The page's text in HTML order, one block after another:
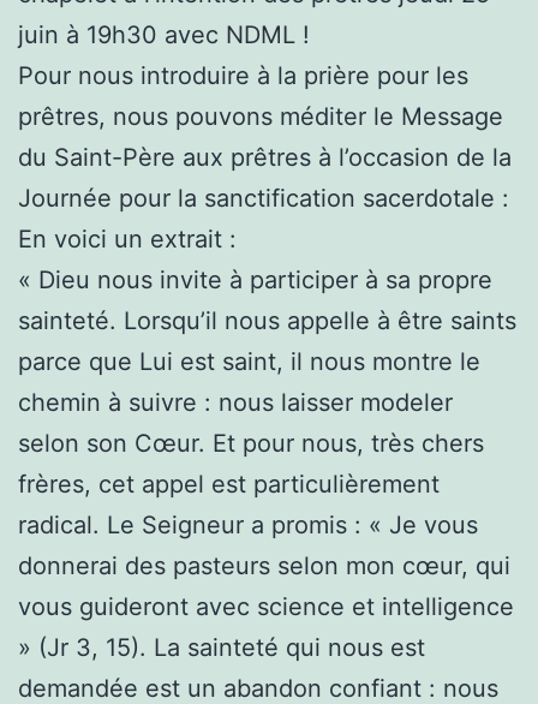
juin à 19h30 avec NDML !
Pour nous introduire à la prière pour les
prêtres, nous pouvons méditer le Message
du Saint-Père aux prêtres à l’occasion de la
Journée pour la sanctification sacerdotale :
En voici un extrait :
« Dieu nous invite à participer à sa propre
sainteté. Lorsqu’il nous appelle à être saints
parce que Lui est saint, il nous montre le
chemin à suivre : nous laisser modeler
selon son Cœur. Et pour nous, très chers
frères, cet appel est particulièrement
radical. Le Seigneur a promis : « Je vous
donnerai des pasteurs selon mon cœur, qui
vous guideront avec science et intelligence
» (Jr 3, 15). La sainteté qui nous est
demandée est un abandon confiant : nous